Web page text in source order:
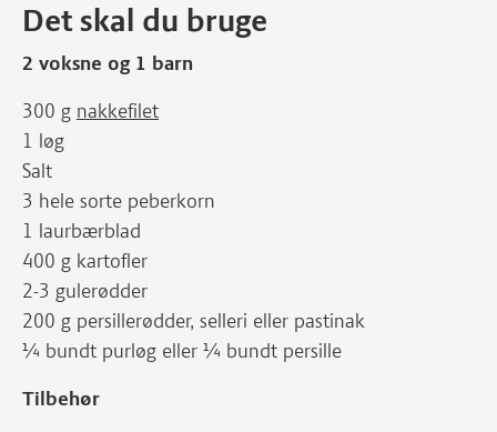
Det skal du bruge
2 voksne og 1 barn
300 g nakkefilet
1 løg
Salt
3 hele sorte peberkorn
1 laurbærblad
400 g kartofler
2-3 gulerødder
200 g persillerødder, selleri eller pastinak
¼ bundt purløg eller ¼ bundt persille
Tilbehør